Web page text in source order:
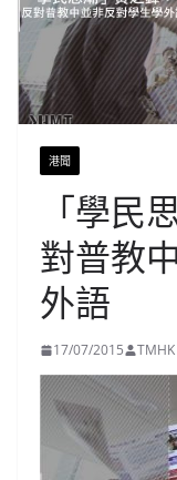
港聞
「學民
對普教
外語
17/07/2015